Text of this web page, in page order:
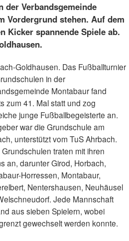
Verbandsgemeinde
Vordergrund stehen. Auf dem
Kicker spannende Spiele ab.
Goldhausen. Das Fußballturnier
in der
Montabaur fand
zum 41. Mal statt und zog
junge Fußballbegeisterte an.
war die Grundschule am
unterstützt vom TuS Ahrbach.
traten mit ihren
an, darunter Girod, Horbach,
Horressen, Montabaur,
Nentershausen, Neuhäusel
Jede Mannschaft
aus sieben Spielern, wobei
gewechselt werden konnte.